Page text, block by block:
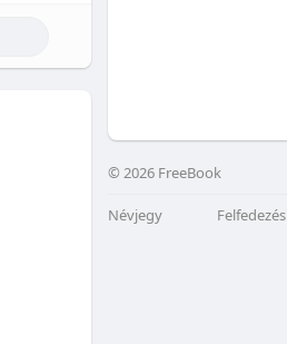
© 2026 FreeBook
Névjegy Felfedezés